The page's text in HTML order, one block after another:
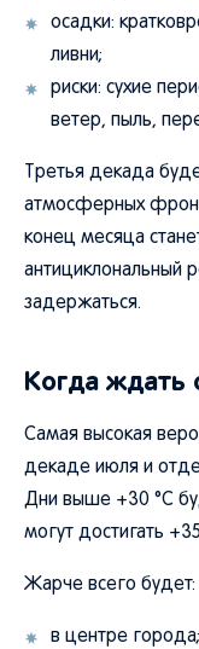
осадки:
ливни;
риски: сухие
ветер, пыль,
Третья декада
атмосферных
конец месяца
антициклональный
задержаться.
Когда ждать
Самая высокая
декаде июля и
Дни выше +30 °C
могут достигать
Жарче всего будет:
в центре города;